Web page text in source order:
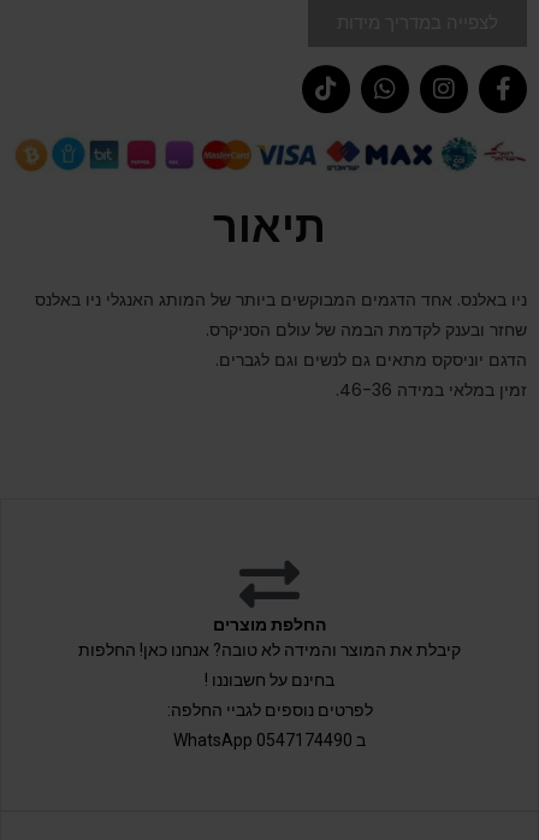
תיאור
ניו באלנס. אחד הדגמים המבוקשים ביותר של המותג האנגלי ניו באלנס
שחזר ובענק לקדמת הבמה של עולם הסניקרס.
הדגם יוניסקס מתאים גם לנשים וגם לגברים.
זמין במלאי במידה 46-36.
החלפת מוצרים
קיבלת את המוצר והמידה לא טובה? אנחנו כאן! החלפות
בחינם על חשבוננו !
לפרטים נוספים לגביי החלפה:
ב 0547174490 WhatsApp